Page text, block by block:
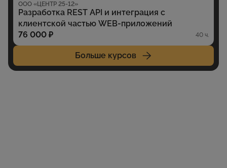
ООО «ЦЕНТР 25-12»
Разработка REST API и интеграция с
клиентской частью WEB-приложений
76 000 ₽
40 ч.
Больше курсов